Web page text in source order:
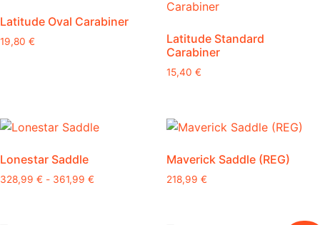
Latitude Oval Carabiner
19,80 €
Latitude Standard
Carabiner
15,40 €
Lonestar Saddle
328,99 € - 361,99 €
Maverick Saddle (REG)
218,99 €